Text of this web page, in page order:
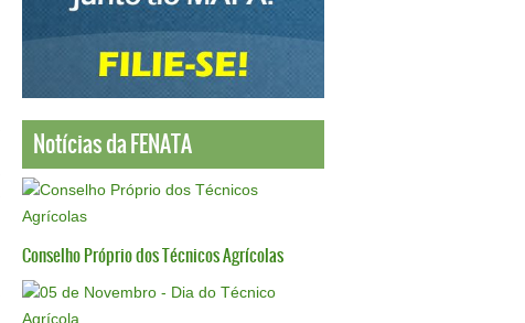
Notícias da FENATA
Conselho Próprio dos Técnicos Agrícolas